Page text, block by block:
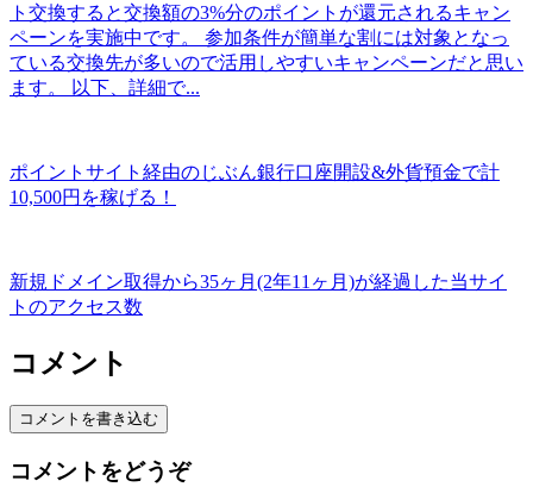
ト交換すると交換額の3%分のポイントが還元されるキャン
ペーンを実施中です。 参加条件が簡単な割には対象となっ
ている交換先が多いので活用しやすいキャンペーンだと思い
ます。 以下、詳細で...
ポイントサイト経由のじぶん銀行口座開設&外貨預金で計
10,500円を稼げる！
新規ドメイン取得から35ヶ月(2年11ヶ月)が経過した当サイ
トのアクセス数
コメント
コメントを書き込む
コメントをどうぞ